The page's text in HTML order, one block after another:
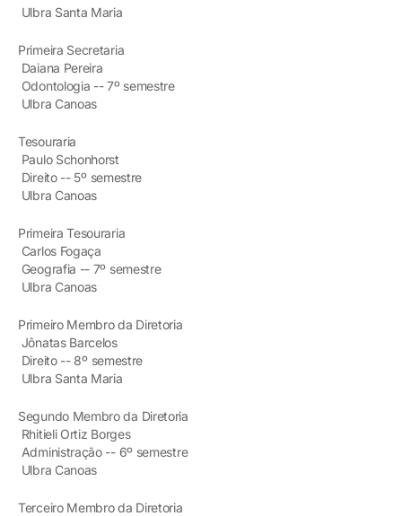
Ulbra Santa Maria
Primeira Secretaria
Daiana Pereira
Odontologia -- 7º semestre
Ulbra Canoas
Tesouraria
Paulo Schonhorst
Direito -- 5º semestre
Ulbra Canoas
Primeira Tesouraria
Carlos Fogaça
Geografia -- 7º semestre
Ulbra Canoas
Primeiro Membro da Diretoria
Jônatas Barcelos
Direito -- 8º semestre
Ulbra Santa Maria
Segundo Membro da Diretoria
Rhitieli Ortiz Borges
Administração -- 6º semestre
Ulbra Canoas
Terceiro Membro da Diretoria